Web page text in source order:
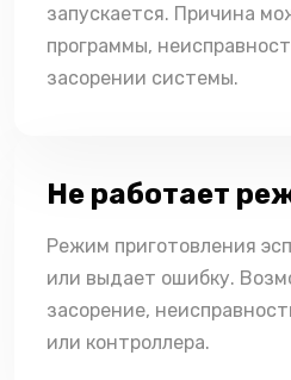
запускается. Причина
программы,
засорении системы.
Не работает
Режим приготовления
или выдает ошибку.
засорение,
или контроллера.